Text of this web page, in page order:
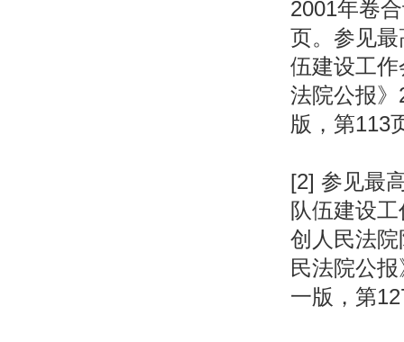
2001年卷
页。参见
伍建设工
法院公报
版，第113
[2] 参见最
队伍建设
创人民法
民法院公
一版，第